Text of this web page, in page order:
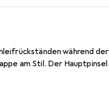
während der
am Stil. Der Hauptpinsel